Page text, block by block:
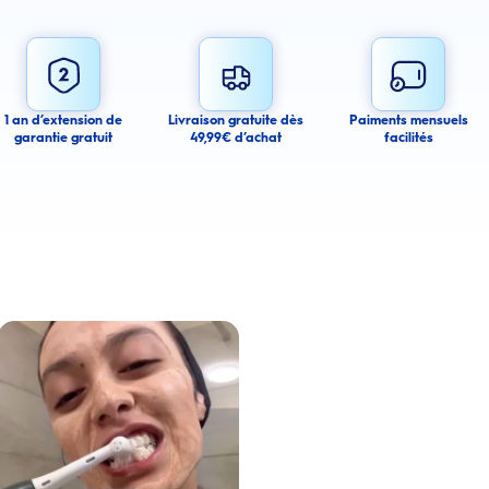
alerts about this product.
agree to receive email communications regarding this product. We may use
messages about product availability. We process your personal data as
may withdraw your consent or manage your email preferences at any time.
1 an d’extension de
garantie gratuit
Livraison gratuite dès
49,99€ d’achat
Paiments mensuels
facilités
l’apparence de ses dents tachées grâce aux produits Oral-B
Lire la vidéo : Une jeune femme partage sa routine du soir pour des gencives plus saines avec les